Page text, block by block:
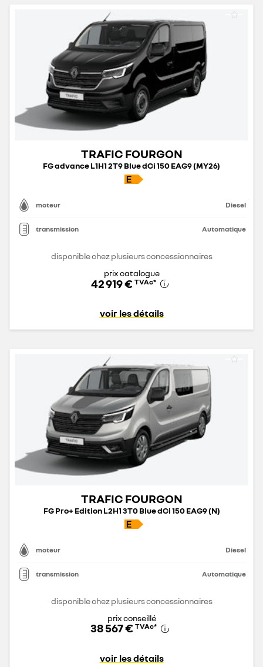
TRAFIC FOURGON
FG advance L1H1 2T9 Blue dCi 150 EAG9 (MY26)
moteur Diesel
transmission Automatique
disponible chez plusieurs concessionnaires
prix catalogue
42 919 € TVAc*
voir les détails
TRAFIC FOURGON
FG Pro+ Edition L2H1 3T0 Blue dCi 150 EAG9 (N)
moteur Diesel
transmission Automatique
disponible chez plusieurs concessionnaires
prix conseillé
38 567 € TVAc*
voir les détails